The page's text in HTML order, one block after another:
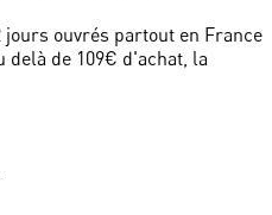
ouvrés partout en France
de 109€ d'achat, la